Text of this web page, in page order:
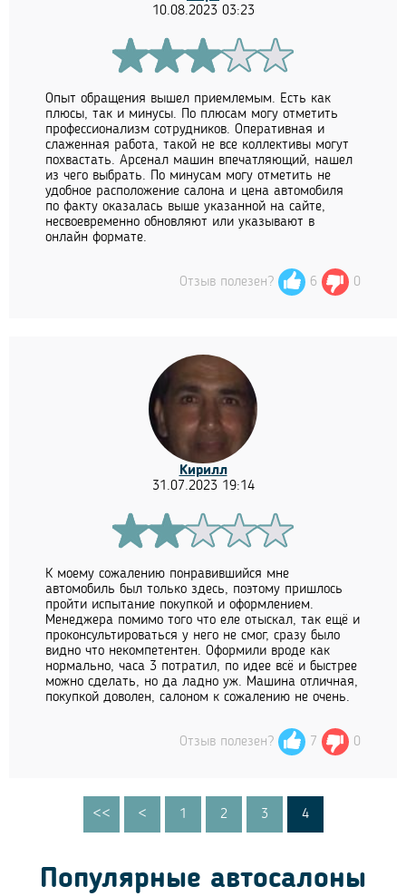
10.08.2023 03:23
Опыт обращения вышел приемлемым. Есть как
плюсы, так и минусы. По плюсам могу отметить
профессионализм сотрудников. Оперативная и
слаженная работа, такой не все коллективы могут
похвастать. Арсенал машин впечатляющий, нашел
из чего выбрать. По минусам могу отметить не
удобное расположение салона и цена автомобиля
по факту оказалась выше указанной на сайте,
несвоевременно обновляют или указывают в
онлайн формате.
Отзыв полезен? 6 0
Кирилл
31.07.2023 19:14
К моему сожалению понравившийся мне
автомобиль был только здесь, поэтому пришлось
пройти испытание покупкой и оформлением.
Менеджера помимо того что еле отыскал, так ещё и
проконсультироваться у него не смог, сразу было
видно что некомпетентен. Оформили вроде как
нормально, часа 3 потратил, по идее всё и быстрее
можно сделать, но да ладно уж. Машина отличная,
покупкой доволен, салоном к сожалению не очень.
Отзыв полезен? 7 0
<< < 1 2 3 4
Популярные автосалоны